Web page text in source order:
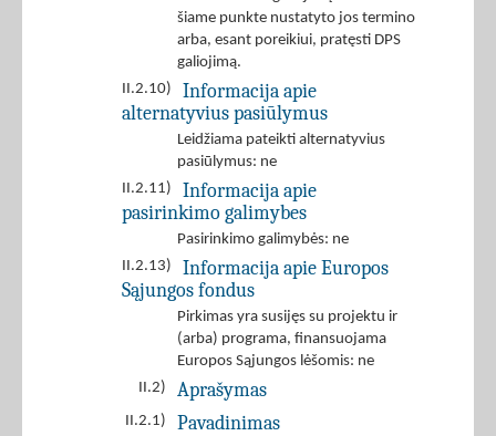
šiame punkte nustatyto jos termino
arba, esant poreikiui, pratęsti DPS
galiojimą.
II.2.10)
Informacija apie
alternatyvius pasiūlymus
Leidžiama pateikti alternatyvius
pasiūlymus: ne
II.2.11)
Informacija apie
pasirinkimo galimybes
Pasirinkimo galimybės: ne
II.2.13)
Informacija apie Europos
Sąjungos fondus
Pirkimas yra susijęs su projektu ir
(arba) programa, finansuojama
Europos Sąjungos lėšomis: ne
II.2)
Aprašymas
II.2.1) Pavadinimas